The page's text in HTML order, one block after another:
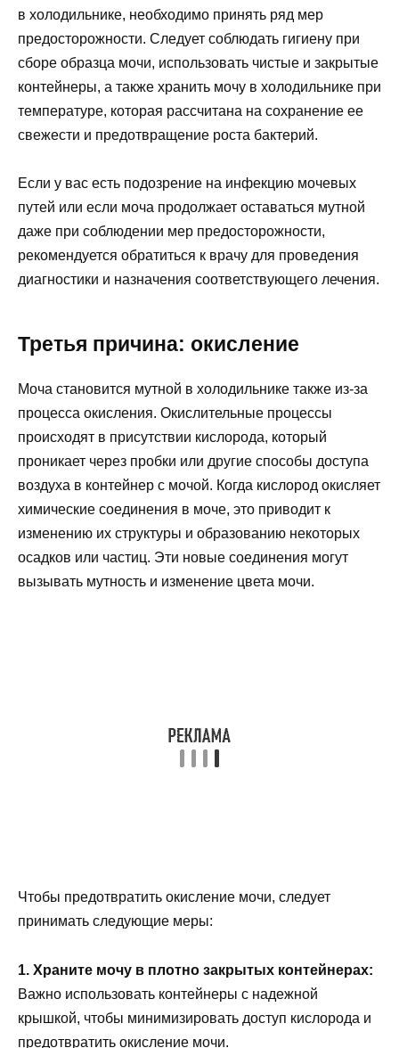
в холодильнике, необходимо принять ряд мер
предосторожности. Следует соблюдать гигиену при
сборе образца мочи, использовать чистые и закрытые
контейнеры, а также хранить мочу в холодильнике при
температуре, которая рассчитана на сохранение ее
свежести и предотвращение роста бактерий.
Если у вас есть подозрение на инфекцию мочевых
путей или если моча продолжает оставаться мутной
даже при соблюдении мер предосторожности,
рекомендуется обратиться к врачу для проведения
диагностики и назначения соответствующего лечения.
Третья причина: окисление
Моча становится мутной в холодильнике также из-за
процесса окисления. Окислительные процессы
происходят в присутствии кислорода, который
проникает через пробки или другие способы доступа
воздуха в контейнер с мочой. Когда кислород окисляет
химические соединения в моче, это приводит к
изменению их структуры и образованию некоторых
осадков или частиц. Эти новые соединения могут
вызывать мутность и изменение цвета мочи.
Чтобы предотвратить окисление мочи, следует
принимать следующие меры:
1. Храните мочу в плотно закрытых контейнерах:
Важно использовать контейнеры с надежной
крышкой, чтобы минимизировать доступ кислорода и
предотвратить окисление мочи.